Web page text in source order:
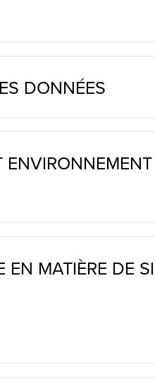
DONNÉES
ENVIRONNEMENT
EN MATIÈRE DE